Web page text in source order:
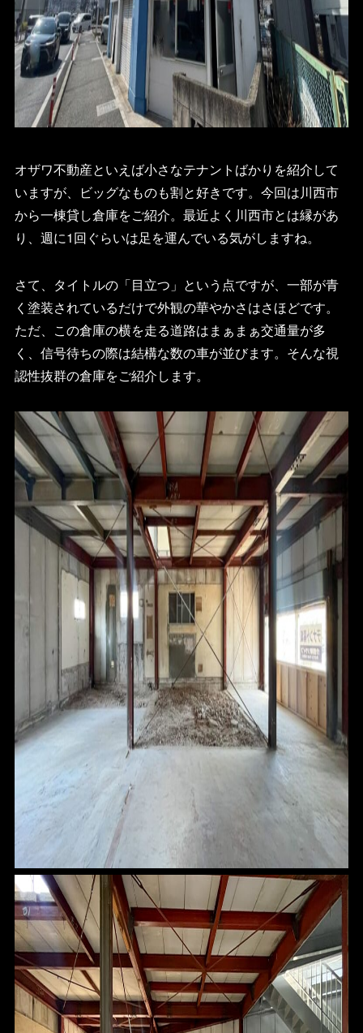
オザワ不動産といえば小さなテナントばかりを紹介して
いますが、ビッグなものも割と好きです。今回は川西市
から一棟貸し倉庫をご紹介。最近よく川西市とは縁があ
り、週に1回ぐらいは足を運んでいる気がしますね。
さて、タイトルの「目立つ」という点ですが、一部が青
く塗装されているだけで外観の華やかさはさほどです。
ただ、この倉庫の横を走る道路はまぁまぁ交通量が多
く、信号待ちの際は結構な数の車が並びます。そんな視
認性抜群の倉庫をご紹介します。